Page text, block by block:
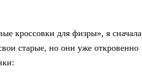
кроссовки для физры», я сначала
старые, но они уже откровенно